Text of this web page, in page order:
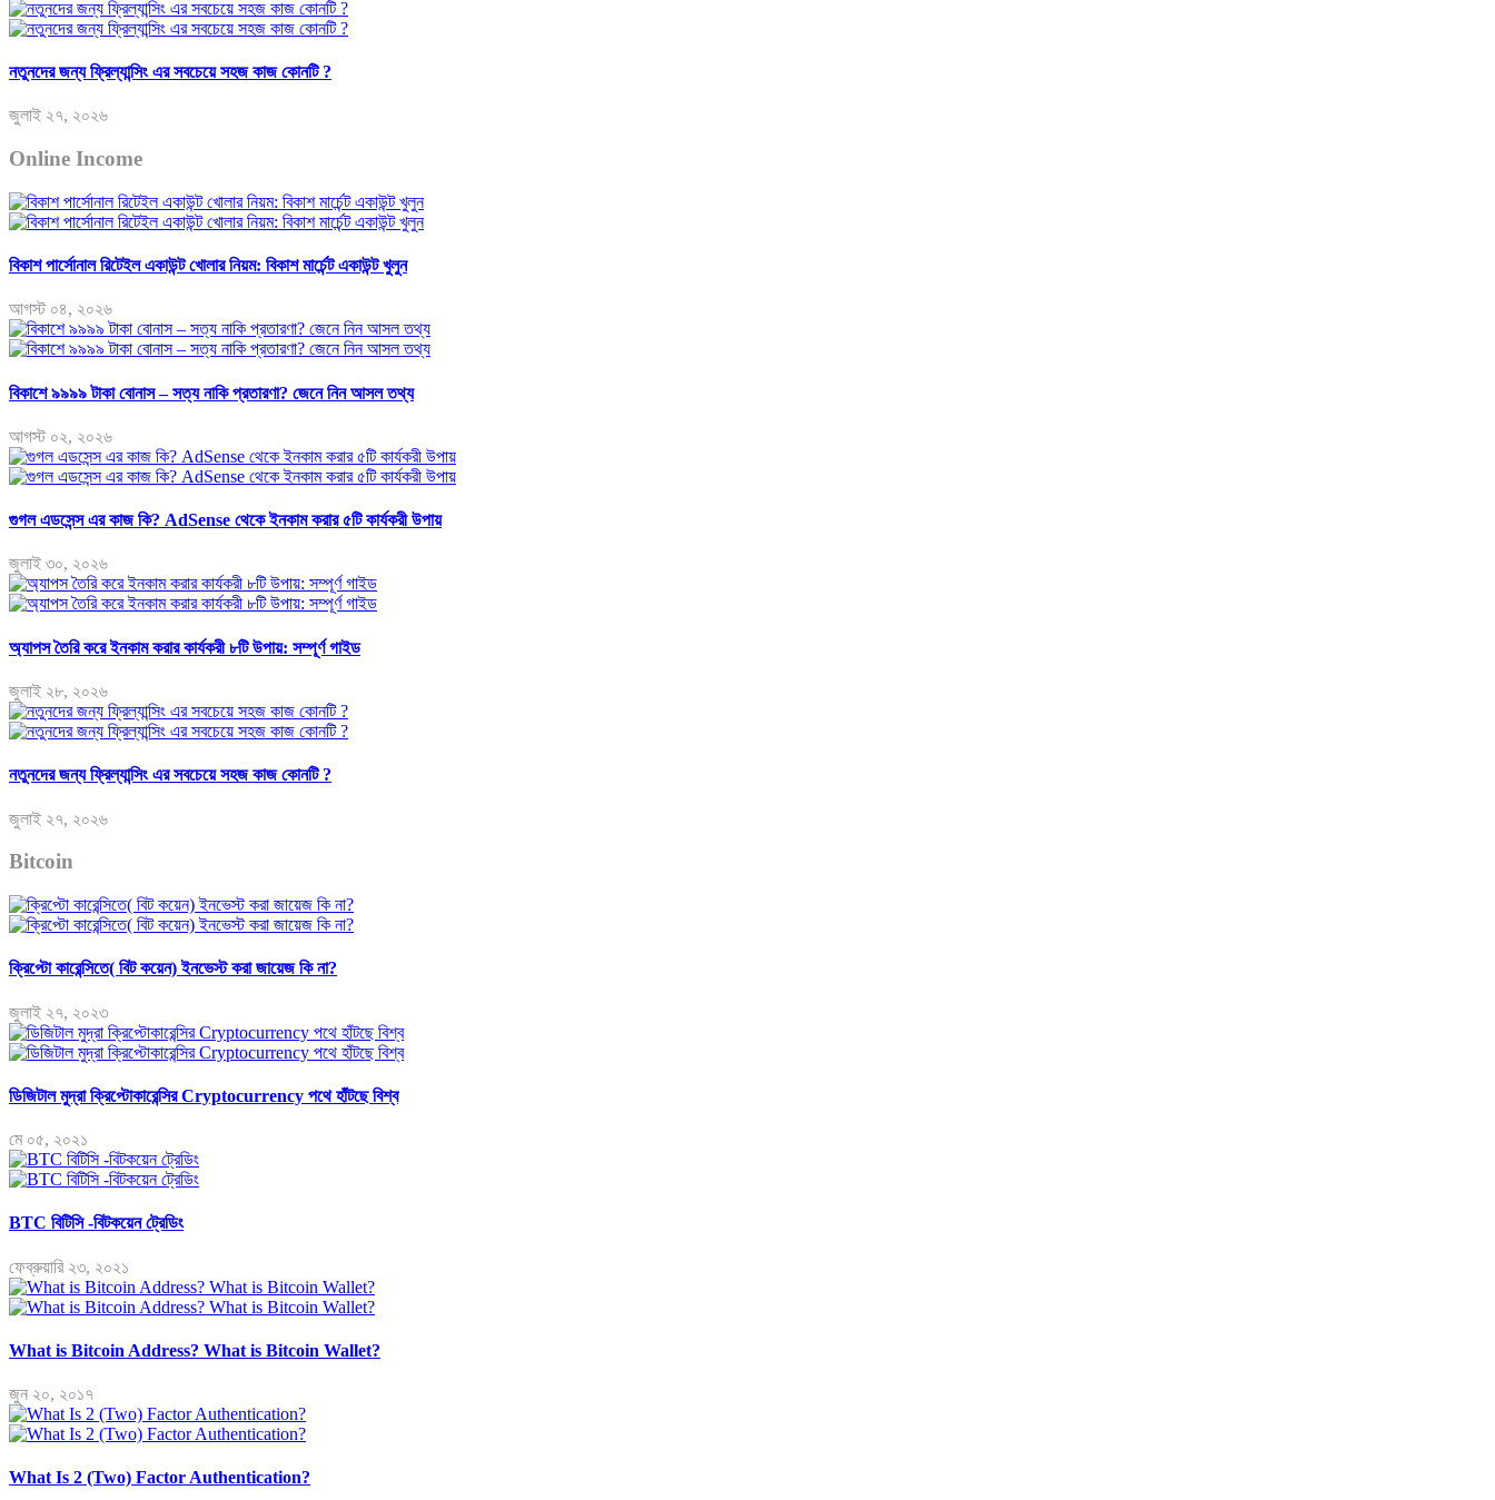
নতুনদের জন্য ফ্রিল্যান্সিং এর সবচেয়ে সহজ কাজ কোনটি ?
জুলাই ২৭, ২০২৬
Online Income
বিকাশ পার্সোনাল রিটেইল একাউন্ট খোলার নিয়ম: বিকাশ মার্চেন্ট একাউন্ট খুলুন
আগস্ট ০৪, ২০২৬
বিকাশে ৯৯৯৯ টাকা বোনাস – সত্য নাকি প্রতারণা? জেনে নিন আসল তথ্য
আগস্ট ০২, ২০২৬
গুগল এডসেন্স এর কাজ কি? AdSense থেকে ইনকাম করার ৫টি কার্যকরী উপায়
জুলাই ৩০, ২০২৬
অ্যাপস তৈরি করে ইনকাম করার কার্যকরী ৮টি উপায়: সম্পূর্ণ গাইড
জুলাই ২৮, ২০২৬
নতুনদের জন্য ফ্রিল্যান্সিং এর সবচেয়ে সহজ কাজ কোনটি ?
জুলাই ২৭, ২০২৬
Bitcoin
ক্রিপ্টো কারেন্সিতে( বিট কয়েন) ইনভেস্ট করা জায়েজ কি না?
জুলাই ২৭, ২০২৩
ডিজিটাল মুদ্রা ক্রিপ্টোকারেন্সির Cryptocurrency পথে হাঁটছে বিশ্ব
মে ০৫, ২০২১
BTC বিটিসি -বিটকয়েন ট্রেডিং
ফেব্রুয়ারি ২৩, ২০২১
What is Bitcoin Address? What is Bitcoin Wallet?
জুন ২০, ২০১৭
What Is 2 (Two) Factor Authentication?